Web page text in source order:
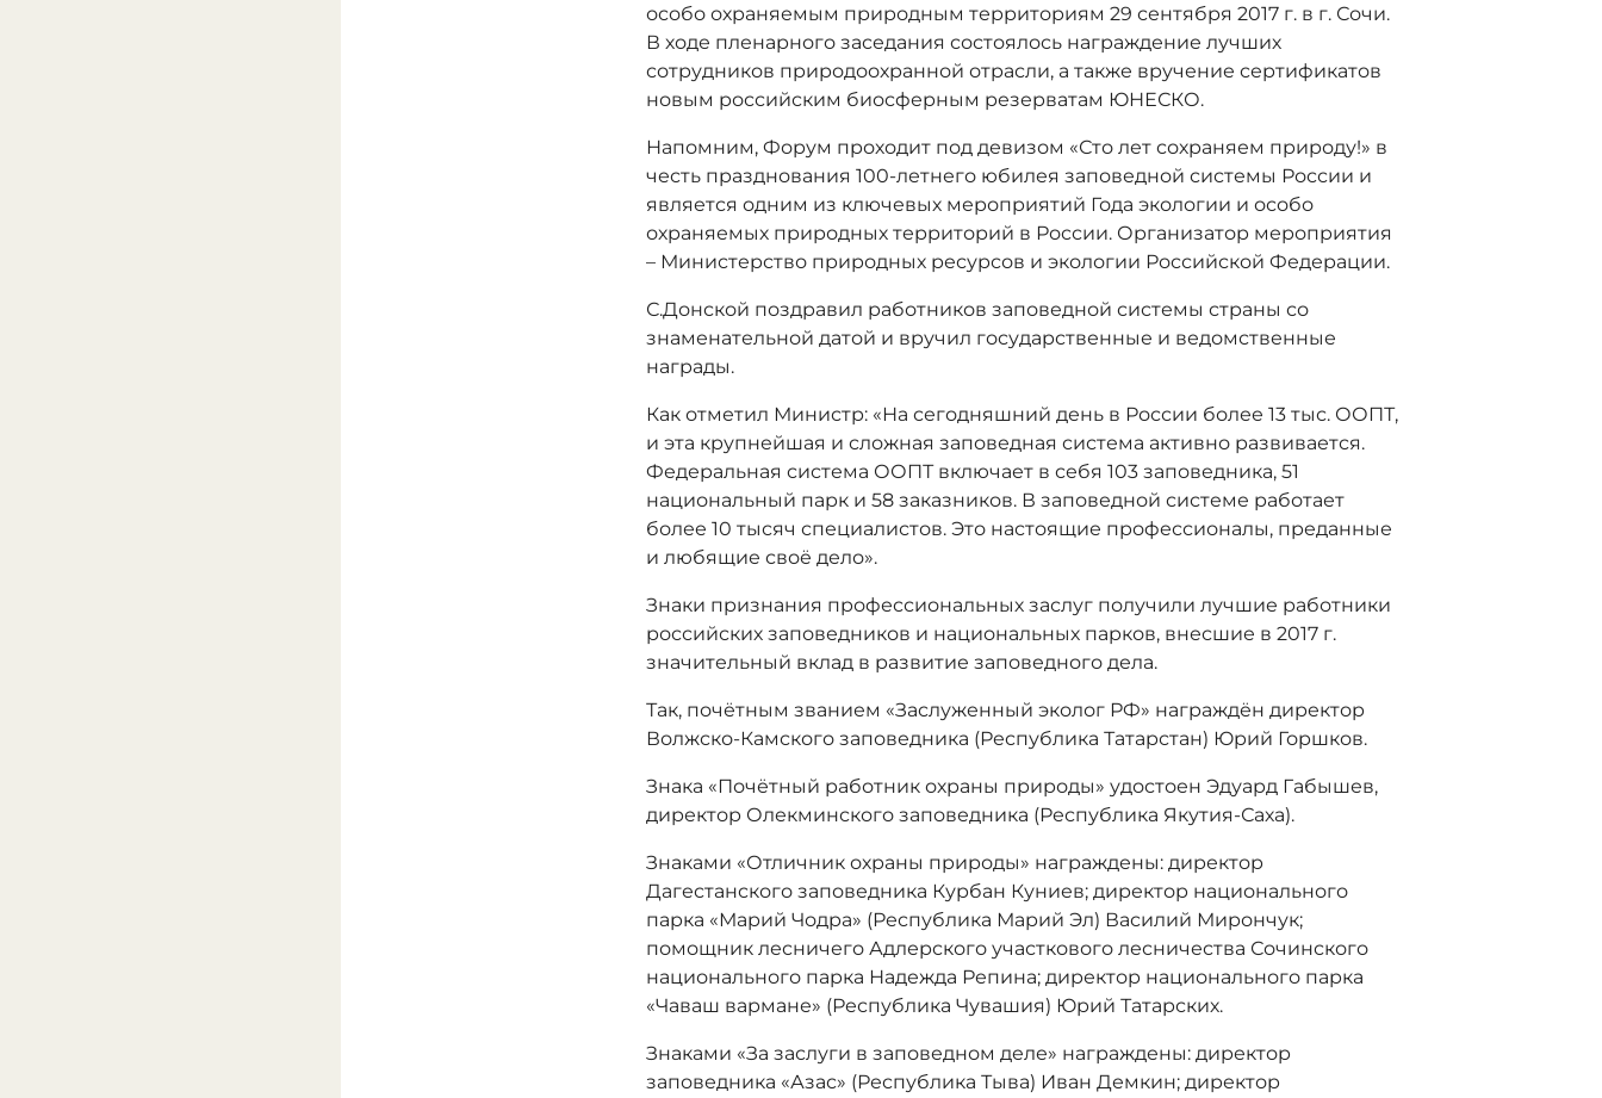
особо охраняемым природным территориям 29 сентября 2017 г. в г. Сочи.
В ходе пленарного заседания состоялось награждение лучших
сотрудников природоохранной отрасли, а также вручение сертификатов
новым российским биосферным резерватам ЮНЕСКО.
Напомним, Форум проходит под девизом «Сто лет сохраняем природу!» в
честь празднования 100-летнего юбилея заповедной системы России и
является одним из ключевых мероприятий Года экологии и особо
охраняемых природных территорий в России. Организатор мероприятия
– Министерство природных ресурсов и экологии Российской Федерации.
С.Донской поздравил работников заповедной системы страны со
знаменательной датой и вручил государственные и ведомственные
награды.
Как отметил Министр: «На сегодняшний день в России более 13 тыс. ООПТ,
и эта крупнейшая и сложная заповедная система активно развивается.
Федеральная система ООПТ включает в себя 103 заповедника, 51
национальный парк и 58 заказников. В заповедной системе работает
более 10 тысяч специалистов. Это настоящие профессионалы, преданные
и любящие своё дело».
Знаки признания профессиональных заслуг получили лучшие работники
российских заповедников и национальных парков, внесшие в 2017 г.
значительный вклад в развитие заповедного дела.
Так, почётным званием «Заслуженный эколог РФ» награждён директор
Волжско-Камского заповедника (Республика Татарстан) Юрий Горшков.
Знака «Почётный работник охраны природы» удостоен Эдуард Габышев,
директор Олекминского заповедника (Республика Якутия-Саха).
Знаками «Отличник охраны природы» награждены: директор
Дагестанского заповедника Курбан Куниев; директор национального
парка «Марий Чодра» (Республика Марий Эл) Василий Мирончук;
помощник лесничего Адлерского участкового лесничества Сочинского
национального парка Надежда Репина; директор национального парка
«Чаваш вармане» (Республика Чувашия) Юрий Татарских.
Знаками «За заслуги в заповедном деле» награждены: директор
заповедника «Азас» (Республика Тыва) Иван Демкин; директор